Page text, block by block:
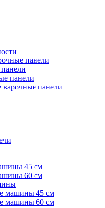
панели
панели
панели
45 см
60 см
машины 45 см
машины 60 см